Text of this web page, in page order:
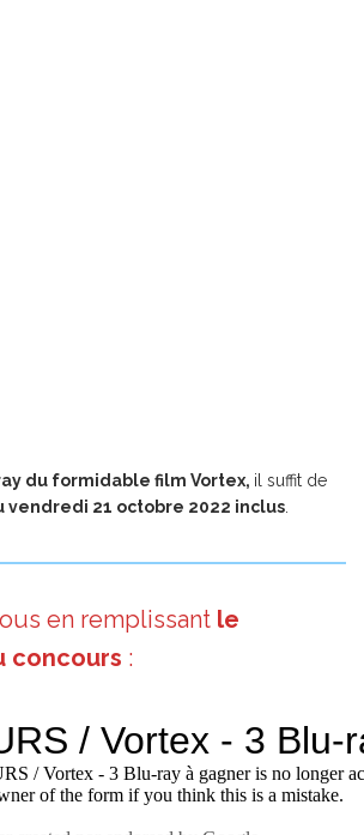
du formidable film Vortex, il suffit de
vendredi 21 octobre 2022 inclus
en remplissant le
concours :